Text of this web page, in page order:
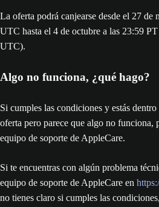
La oferta podrá canjearse desde el 27 de
UTC hasta el 4 de octubre a las 23:59
UTC).
Algo no funciona, ¿qué hago?
Si cumples las condiciones y estás
oferta pero parece que algo no funciona,
equipo de soporte de AppleCare.
Si te encuentras con algún problema
equipo de soporte de AppleCare en
no tienes claro si cumples las